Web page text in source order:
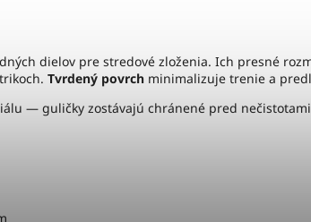
dielov pre stredové zloženia. Ich presné
Tvrdený povrch minimalizuje trenie a
— guličky zostávajú chránené pred